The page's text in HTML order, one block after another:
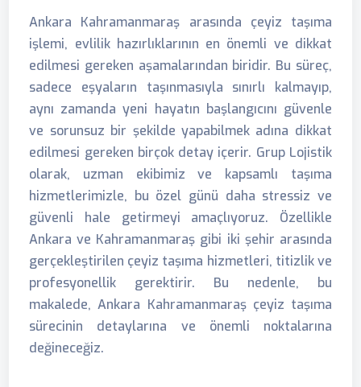
Ankara Kahramanmaraş arasında çeyiz taşıma
işlemi, evlilik hazırlıklarının en önemli ve dikkat
edilmesi gereken aşamalarından biridir. Bu süreç,
sadece eşyaların taşınmasıyla sınırlı kalmayıp,
aynı zamanda yeni hayatın başlangıcını güvenle
ve sorunsuz bir şekilde yapabilmek adına dikkat
edilmesi gereken birçok detay içerir. Grup Lojistik
olarak, uzman ekibimiz ve kapsamlı taşıma
hizmetlerimizle, bu özel günü daha stressiz ve
güvenli hale getirmeyi amaçlıyoruz. Özellikle
Ankara ve Kahramanmaraş gibi iki şehir arasında
gerçekleştirilen çeyiz taşıma hizmetleri, titizlik ve
profesyonellik gerektirir. Bu nedenle, bu
makalede, Ankara Kahramanmaraş çeyiz taşıma
sürecinin detaylarına ve önemli noktalarına
değineceğiz.